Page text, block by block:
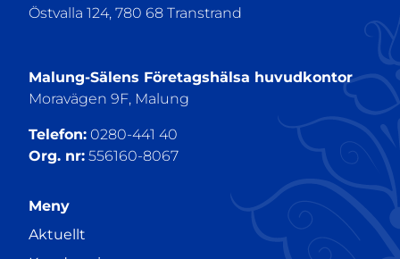
Östvalla 124, 780 68 Transtrand
Malung-Sälens Företagshälsa huvudkontor
Moravägen 9F, Malung
Telefon: 0280-441 40
Org. nr: 556160-8067
Meny
Aktuellt